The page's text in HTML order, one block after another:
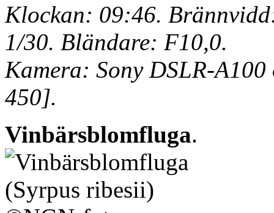
Klockan: 09:46.
1/30. Bländare: F10,0.
Kamera: Sony DSLR-
450].
Vinbärsblomfluga.